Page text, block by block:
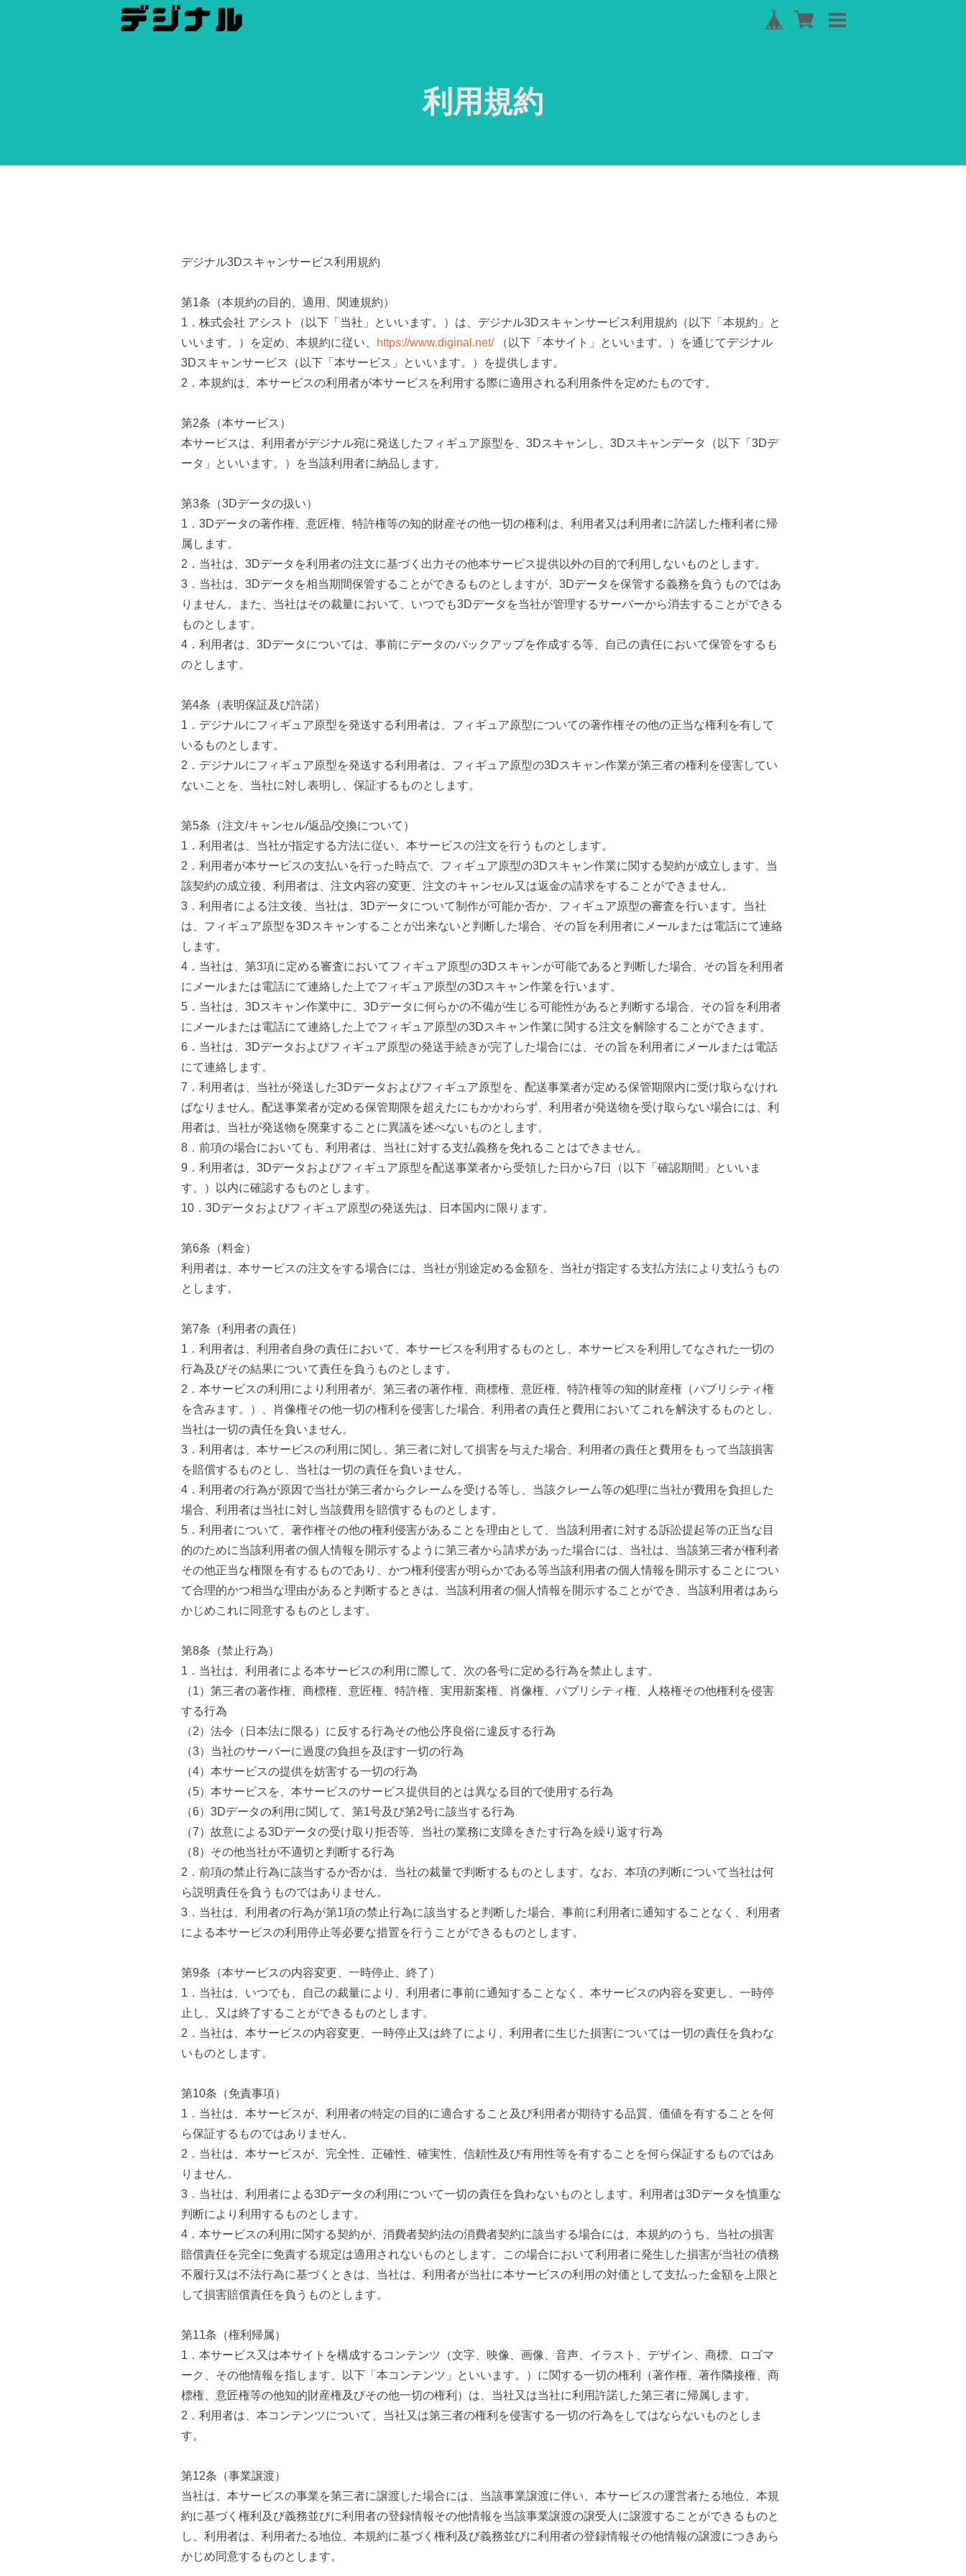
利用規約
デジナル3Dスキャンサービス利用規約
第1条（本規約の目的、適用、関連規約）
1．株式会社 アシスト（以下「当社」といいます。）は、デジナル3Dスキャンサービス利用規約（以下「本規約」と
いいます。）を定め、本規約に従い、
https://www.diginal.net/（以下「本サイト」といいます。）を通じてデジナル
3Dスキャンサービス（以下「本サービス」といいます。）を提供します。
2．本規約は、本サービスの利用者が本サービスを利用する際に適用される利用条件を定めたものです。
第2条（本サービス）
本サービスは、利用者がデジナル宛に発送したフィギュア原型を、3Dスキャンし、3Dスキャンデータ（以下「3Dデ
ータ」といいます。）を当該利用者に納品します。
第3条（3Dデータの扱い）
1．3Dデータの著作権、意匠権、特許権等の知的財産その他一切の権利は、利用者又は利用者に許諾した権利者に帰
属します。
2．当社は、3Dデータを利用者の注文に基づく出力その他本サービス提供以外の目的で利用しないものとします。
3．当社は、3Dデータを相当期間保管することができるものとしますが、3Dデータを保管する義務を負うものではあ
りません。また、当社はその裁量において、いつでも3Dデータを当社が管理するサーバーから消去することができる
ものとします。
4．利用者は、3Dデータについては、事前にデータのバックアップを作成する等、自己の責任において保管をするも
のとします。
第4条（表明保証及び許諾）
1．デジナルにフィギュア原型を発送する利用者は、フィギュア原型についての著作権その他の正当な権利を有して
いるものとします。
2．デジナルにフィギュア原型を発送する利用者は、フィギュア原型の3Dスキャン作業が第三者の権利を侵害してい
ないことを、当社に対し表明し、保証するものとします。
第5条（注文/キャンセル/返品/交換について）
1．利用者は、当社が指定する方法に従い、本サービスの注文を行うものとします。
2．利用者が本サービスの支払いを行った時点で、フィギュア原型の3Dスキャン作業に関する契約が成立します。当
該契約の成立後、利用者は、注文内容の変更、注文のキャンセル又は返金の請求をすることができません。
3．利用者による注文後、当社は、3Dデータについて制作が可能か否か、フィギュア原型の審査を行います。当社
は、フィギュア原型を3Dスキャンすることが出来ないと判断した場合、その旨を利用者にメールまたは電話にて連絡
します。
4．当社は、第3項に定める審査においてフィギュア原型の3Dスキャンが可能であると判断した場合、その旨を利用者
にメールまたは電話にて連絡した上でフィギュア原型の3Dスキャン作業を行います。
5．当社は、3Dスキャン作業中に、3Dデータに何らかの不備が生じる可能性があると判断する場合、その旨を利用者
にメールまたは電話にて連絡した上でフィギュア原型の3Dスキャン作業に関する注文を解除することができます。
6．当社は、3Dデータおよびフィギュア原型の発送手続きが完了した場合には、その旨を利用者にメールまたは電話
にて連絡します。
7．利用者は、当社が発送した3Dデータおよびフィギュア原型を、配送事業者が定める保管期限内に受け取らなけれ
ばなりません。配送事業者が定める保管期限を超えたにもかかわらず、利用者が発送物を受け取らない場合には、利
用者は、当社が発送物を廃棄することに異議を述べないものとします。
8．前項の場合においても、利用者は、当社に対する支払義務を免れることはできません。
9．利用者は、3Dデータおよびフィギュア原型を配送事業者から受領した日から7日（以下「確認期間」といいま
す。）以内に確認するものとします。
10．3Dデータおよびフィギュア原型の発送先は、日本国内に限ります。
第6条（料金）
利用者は、本サービスの注文をする場合には、当社が別途定める金額を、当社が指定する支払方法により支払うもの
とします。
第7条（利用者の責任）
1．利用者は、利用者自身の責任において、本サービスを利用するものとし、本サービスを利用してなされた一切の
行為及びその結果について責任を負うものとします。
2．本サービスの利用により利用者が、第三者の著作権、商標権、意匠権、特許権等の知的財産権（パブリシティ権
を含みます。）、肖像権その他一切の権利を侵害した場合、利用者の責任と費用においてこれを解決するものとし、
当社は一切の責任を負いません。
3．利用者は、本サービスの利用に関し、第三者に対して損害を与えた場合、利用者の責任と費用をもって当該損害
を賠償するものとし、当社は一切の責任を負いません。
4．利用者の行為が原因で当社が第三者からクレームを受ける等し、当該クレーム等の処理に当社が費用を負担した
場合、利用者は当社に対し当該費用を賠償するものとします。
5．利用者について、著作権その他の権利侵害があることを理由として、当該利用者に対する訴訟提起等の正当な目
的のために当該利用者の個人情報を開示するように第三者から請求があった場合には、当社は、当該第三者が権利者
その他正当な権限を有するものであり、かつ権利侵害が明らかである等当該利用者の個人情報を開示することについ
て合理的かつ相当な理由があると判断するときは、当該利用者の個人情報を開示することができ、当該利用者はあら
かじめこれに同意するものとします。
第8条（禁止行為）
1．当社は、利用者による本サービスの利用に際して、次の各号に定める行為を禁止します。
（1）第三者の著作権、商標権、意匠権、特許権、実用新案権、肖像権、パブリシティ権、人格権その他権利を侵害
する行為
（2）法令（日本法に限る）に反する行為その他公序良俗に違反する行為
（3）当社のサーバーに過度の負担を及ぼす一切の行為
（4）本サービスの提供を妨害する一切の行為
（5）本サービスを、本サービスのサービス提供目的とは異なる目的で使用する行為
（6）3Dデータの利用に関して、第1号及び第2号に該当する行為
（7）故意による3Dデータの受け取り拒否等、当社の業務に支障をきたす行為を繰り返す行為
（8）その他当社が不適切と判断する行為
2．前項の禁止行為に該当するか否かは、当社の裁量で判断するものとします。なお、本項の判断について当社は何
ら説明責任を負うものではありません。
3．当社は、利用者の行為が第1項の禁止行為に該当すると判断した場合、事前に利用者に通知することなく、利用者
による本サービスの利用停止等必要な措置を行うことができるものとします。
第9条（本サービスの内容変更、一時停止、終了）
1．当社は、いつでも、自己の裁量により、利用者に事前に通知することなく、本サービスの内容を変更し、一時停
止し、又は終了することができるものとします。
2．当社は、本サービスの内容変更、一時停止又は終了により、利用者に生じた損害については一切の責任を負わな
いものとします。
第10条（免責事項）
1．当社は、本サービスが、利用者の特定の目的に適合すること及び利用者が期待する品質、価値を有することを何
ら保証するものではありません。
2．当社は、本サービスが、完全性、正確性、確実性、信頼性及び有用性等を有することを何ら保証するものではあ
りません。
3．当社は、利用者による3Dデータの利用について一切の責任を負わないものとします。利用者は3Dデータを慎重な
判断により利用するものとします。
4．本サービスの利用に関する契約が、消費者契約法の消費者契約に該当する場合には、本規約のうち、当社の損害
賠償責任を完全に免責する規定は適用されないものとします。この場合において利用者に発生した損害が当社の債務
不履行又は不法行為に基づくときは、当社は、利用者が当社に本サービスの利用の対価として支払った金額を上限と
して損害賠償責任を負うものとします。
第11条（権利帰属）
1．本サービス又は本サイトを構成するコンテンツ（文字、映像、画像、音声、イラスト、デザイン、商標、ロゴマ
ーク、その他情報を指します、以下「本コンテンツ」といいます。）に関する一切の権利（著作権、著作隣接権、商
標権、意匠権等の他知的財産権及びその他一切の権利）は、当社又は当社に利用許諾した第三者に帰属します。
2．利用者は、本コンテンツについて、当社又は第三者の権利を侵害する一切の行為をしてはならないものとしま
す。
第12条（事業譲渡）
当社は、本サービスの事業を第三者に譲渡した場合には、当該事業譲渡に伴い、本サービスの運営者たる地位、本規
約に基づく権利及び義務並びに利用者の登録情報その他情報を当該事業譲渡の譲受人に譲渡することができるものと
し、利用者は、利用者たる地位、本規約に基づく権利及び義務並びに利用者の登録情報その他情報の譲渡につきあら
かじめ同意するものとします。